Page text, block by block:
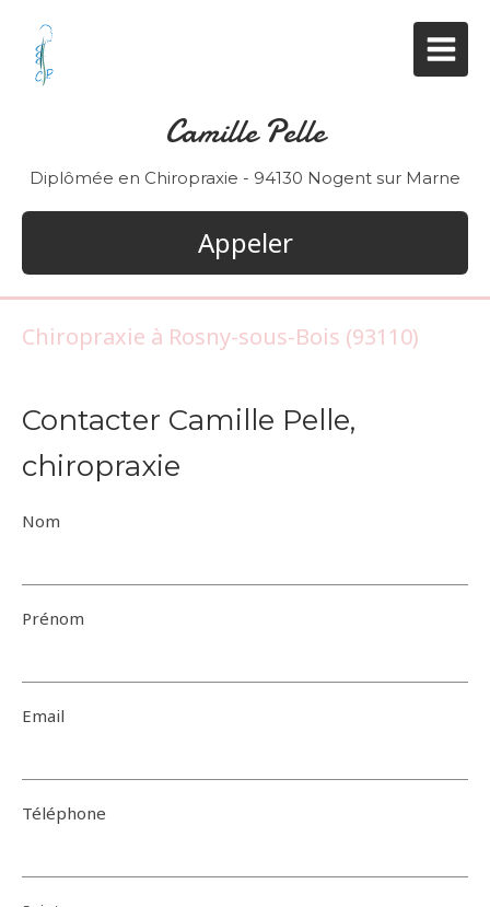
Camille Pelle
Diplômée en Chiropraxie - 94130 Nogent sur Marne
Appeler
Chiropraxie à Rosny-sous-Bois (93110)
Contacter Camille Pelle,
chiropraxie
Nom
Prénom
Email
Téléphone